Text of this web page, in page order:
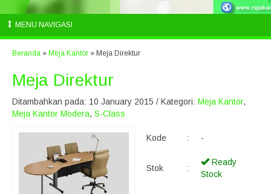
MENU NAVIGASI
Beranda » Meja Kantor » Meja Direktur
Meja Direktur
Ditambahkan pada: 10 January 2015 / Kategori: Meja Kantor,
Meja Kantor Modera, S-Class
Kode : -
Stok :
Ready
Stock